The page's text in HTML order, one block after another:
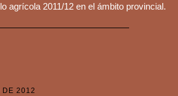
agrícola 2011/12 en el ámbito provincial.
DE 2012